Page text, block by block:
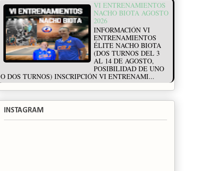
VI ENTRENAMIENTOS
NACHO BIOTA AGOSTO
2026
INFORMACIÓN VI
ENTRENAMIENTOS
ÉLITE NACHO BIOTA
(DOS TURNOS DEL 3
AL 14 DE AGOSTO,
POSIBILIDAD DE UNO
O DOS TURNOS) INSCRIPCIÓN VI ENTRENAMI...
INSTAGRAM